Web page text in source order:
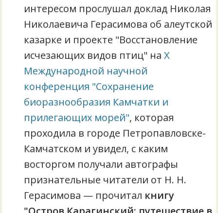
интересом прослушал доклад Николая
Николаевича Герасимова об алеутской
казарке и проекте "Восстановление
исчезающих видов птиц" наХ
Международной научной
конференция "Сохранение
биоразнообразия Камчатки и
прилегающих морей", которая
проходила в городе Петропавловске-
Камчатском и увидел, с каким
восторгом получали автографы
признательные читатели от Н. Н.
Герасимова — прочитал книгу